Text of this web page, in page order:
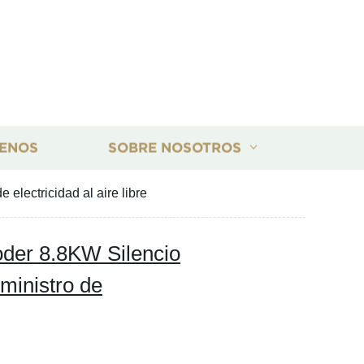
SOBRE NOSOTROS
electricidad al aire libre
8.8KW Silencio
de